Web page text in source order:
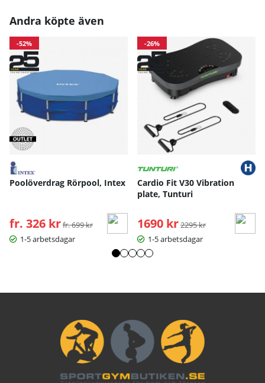
Andra köpte även
-52%
Poolöverdrag Rörpool, Intex
fr. 326 kr Ordinarie pris:
fr. 699 kr
1-5 arbetsdagar
-26%
Cardio Fit V30 Vibration
plate, Tunturi
1690 kr Ordinarie pris:
2295 kr
1-5 arbetsdagar